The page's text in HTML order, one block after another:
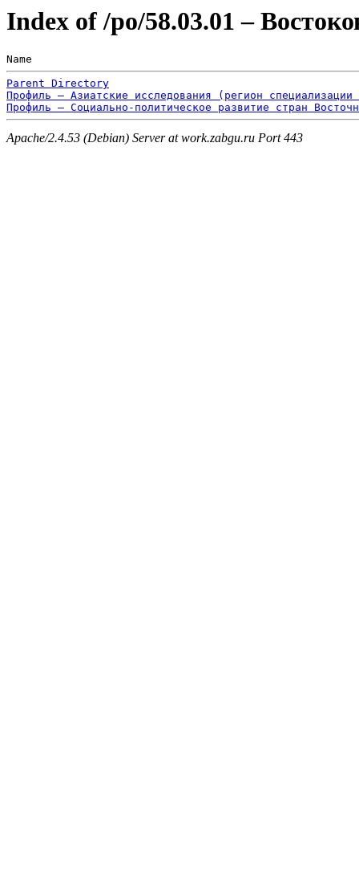
Index of /po/58.03.01 –
Name
Parent Directory
Профиль – Азиатские исследования (регион
Профиль – Социально-политическое развитие стран
Apache/2.4.53 (Debian) Server at work.zabgu.ru Port 443